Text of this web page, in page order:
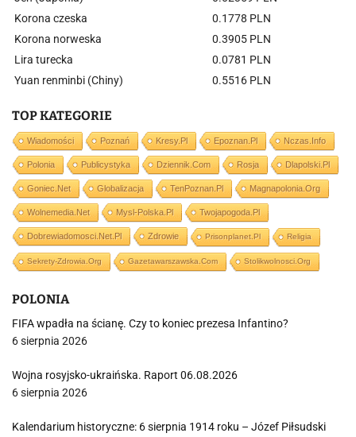
Korona czeska
0.1778 PLN
Korona norweska
0.3905 PLN
Lira turecka
0.0781 PLN
Yuan renminbi (Chiny)
0.5516 PLN
TOP KATEGORIE
Wiadomości Poznań Kresy.pl Epoznan.pl Nczas.info
Polonia Publicystyka Dziennik.com Rosja Dlapolski.pl
Goniec.net Globalizacja TenPoznan.pl Magnapolonia.org
Wolnemedia.net Mysl-Polska.pl Twojapogoda.pl
Dobrewiadomosci.net.pl Zdrowie Prisonplanet.pl Religia
Sekrety-Zdrowia.org Gazetawarszawska.com Stolikwolnosci.org
POLONIA
FIFA wpadła na ścianę. Czy to koniec prezesa Infantino?
6 sierpnia 2026
Wojna rosyjsko-ukraińska. Raport 06.08.2026
6 sierpnia 2026
Kalendarium historyczne: 6 sierpnia 1914 roku – Józef Piłsudski